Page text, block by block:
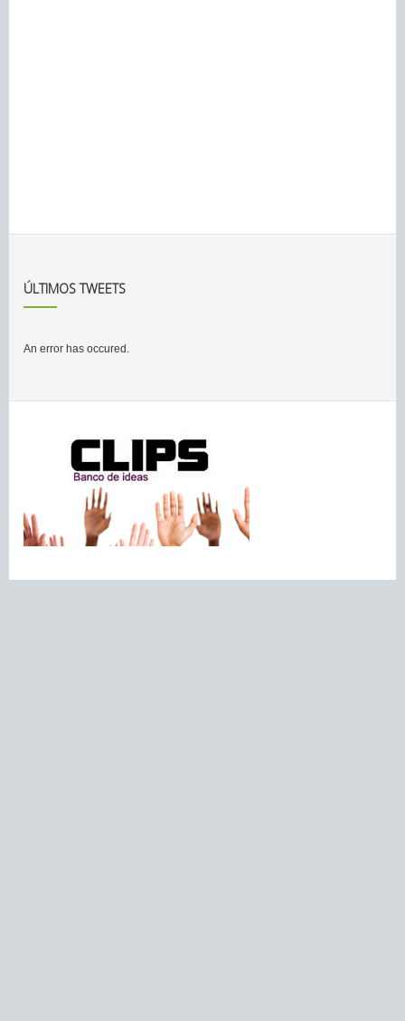
ÚLTIMOS TWEETS
An error has occured.